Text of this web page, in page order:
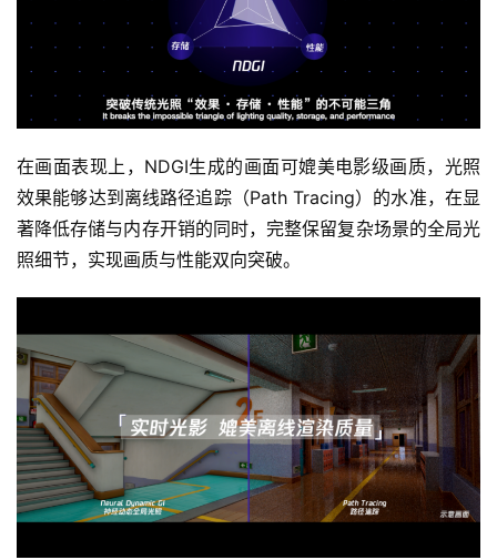
在画面表现上，NDGI生成的画面可媲美电影级画质，光照
效果能够达到离线路径追踪（Path Tracing）的水准，在显
著降低存储与内存开销的同时，完整保留复杂场景的全局光
照细节，实现画质与性能双向突破。